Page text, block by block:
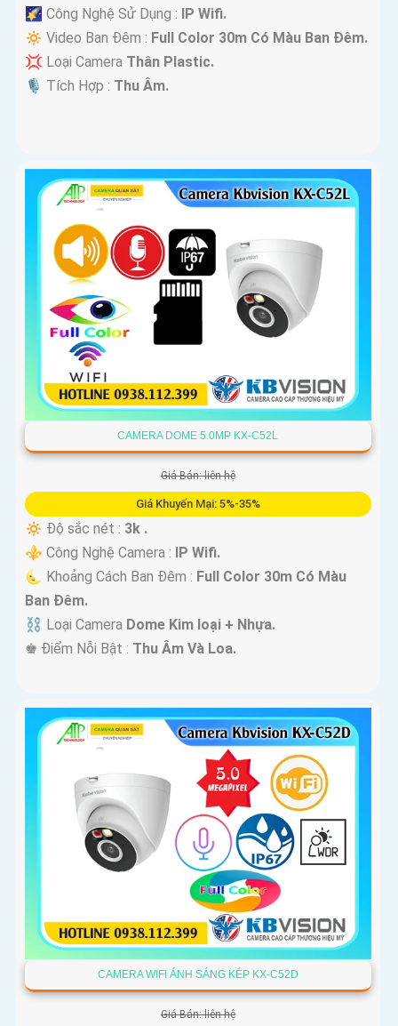
🌠 Công Nghệ Sử Dụng : IP Wifi.
🔅 Video Ban Đêm : Full Color 30m Có Màu Ban Ðêm.
💢 Loại Camera Thân Plastic.
️🎙 Tích Hợp : Thu Âm.
CAMERA DOME 5.0MP KX-C52L
Giá Bán: liên hệ
Giá Khuyến Mại: 5%-35%
🔅 Độ sắc nét : 3k .
⚜️ Công Nghệ Camera : IP Wifi.
🌜 Khoảng Cách Ban Đêm : Full Color 30m Có Màu
Ban Ðêm.
⛓ Loại Camera Dome Kim loại + Nhựa.
️♚ Điểm Nỗi Bật : Thu Âm Và Loa.
CAMERA WIFI ÁNH SÁNG KÉP KX-C52D
Giá Bán: liên hệ